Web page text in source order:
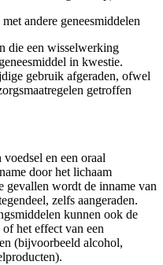
andere geneesmiddelen
die een wisselwerking
in kwestie.
gebruik afgeraden, ofwel
getroffen
en een oraal
door het lichaam
gevallen wordt de inname van
zelfs aangeraden.
kunnen ook de
het effect van een
(bijvoorbeeld alcohol,